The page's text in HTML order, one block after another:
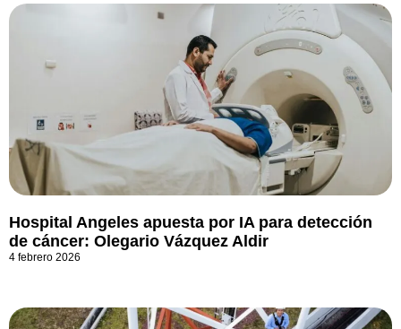
Hospital Angeles apuesta por IA para detección
de cáncer: Olegario Vázquez Aldir
4 febrero 2026